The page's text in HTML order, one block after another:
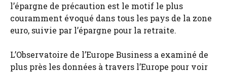
l’épargne de précaution est le motif le plus
couramment évoqué dans tous les pays de la zone
euro, suivie par l’épargne pour la retraite.
L’Observatoire de l’Europe Business a examiné de
plus près les données à travers l’Europe pour voir